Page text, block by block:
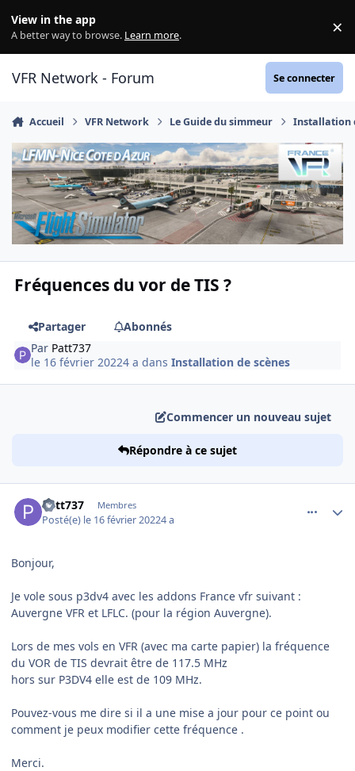
View in the app
A better way to browse. Learn more. ×
VFR Network - Forum Se connecter
Accueil VFR Network Le Guide du simmeur Installation
Fréquences du vor de TIS ?
Partager
Abonnés
Par Patt737
le 16 février 20224 a dansInstallation de scènes
Commencer un nouveau sujet
Répondre à ce sujet
Patt737 Membres
Posté(e) le 16 février 20224 a
Bonjour,
Je vole sous p3dv4 avec les addons France vfr suivant :
Auvergne VFR et LFLC. (pour la région Auvergne).
Lors de mes vols en VFR (avec ma carte papier) la fréquence
du VOR de TIS devrait être de 117.5 MHz
hors sur P3DV4 elle est de 109 MHz.
Pouvez-vous me dire si il a une mise a jour pour ce point ou
comment je peux modifier cette fréquence .
Merci.